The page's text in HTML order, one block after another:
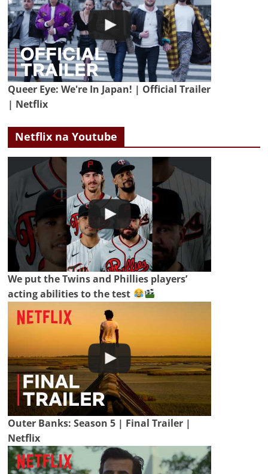
Queer Eye: We're In Japan! | Official Trailer
| Netflix
Netflix na Youtube
We put the Twins and Phillies players’
acting abilities to the test
Outer Banks: Season 5 | Final Trailer |
Netflix